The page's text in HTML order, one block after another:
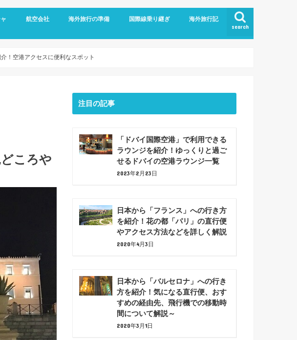
search
ット
光
ーニ島 観光
観光
航空会社
エミレーツ航空
スカイエクスプレス航空
マイレージプログラム
海外旅行の準備
海外旅行の持ち物
空港での暇つぶしアイデア7選！
クレジットカード
オプショナルツアー
観光プラン
国際線乗り継ぎ
ドバイ乗り継ぎ
海外旅行記
バルセロナ観光(2023年6月)
！空港アクセスに便利なスポット
ころや
注目の記事
「ドバイ国際空港」で利用できる
ラウンジを紹介！ゆっくりと過ご
せるドバイの空港ラウンジ一覧
2023年2月23日
日本から「フランス」への行き方
を紹介！花の都「パリ」の直行便
やアクセス方法などを詳しく解説
2020年4月3日
日本から「バルセロナ」への行き
方を紹介！気になる直行便、おす
すめの経由先、飛行機での移動時
間について解説～
2020年3月1日